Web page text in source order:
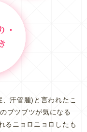
汗管腫)と言われたこ
ブツブツが気になる
るニョロニョロしたも